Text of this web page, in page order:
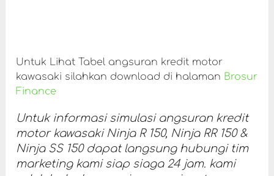
Untuk Lihat Tabel angsuran kredit motor
kawasaki silahkan download di halaman Brosur
Finance
Untuk informasi simulasi angsuran kredit
motor kawasaki Ninja R 150, Ninja RR 150 &
Ninja SS 150 dapat langsung hubungi tim
marketing kami siap siaga 24 jam. kami